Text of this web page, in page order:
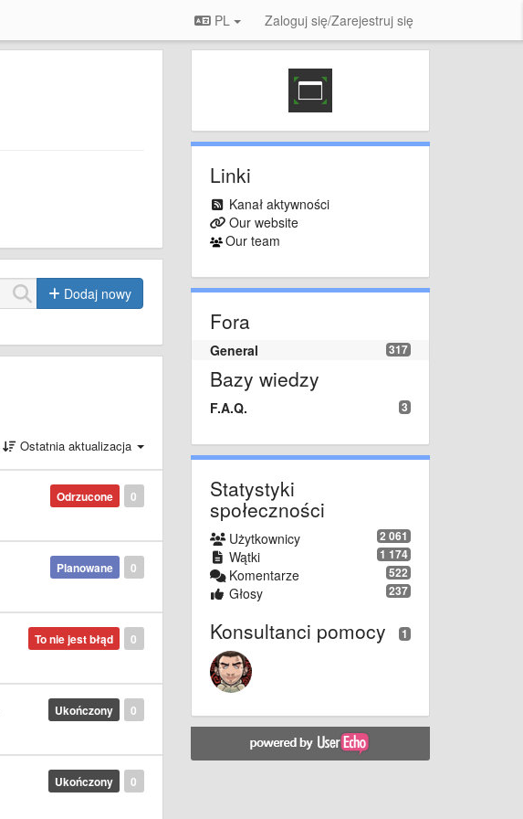
PL Zaloguj się/Zarejestruj się
Dodaj nowy
Ostatnia aktualizacja
0
Odrzucone
0
Planowane
0
To nie jest błąd
0
Ukończony
0
Ukończony
Linki
Kanał aktywności
Our website
Our team
Fora
317
General
Bazy wiedzy
3
F.A.Q.
Statystyki
społeczności
2 061
Użytkownicy
1 174
Wątki
522
Komentarze
237
Głosy
1
Konsultanci pomocy